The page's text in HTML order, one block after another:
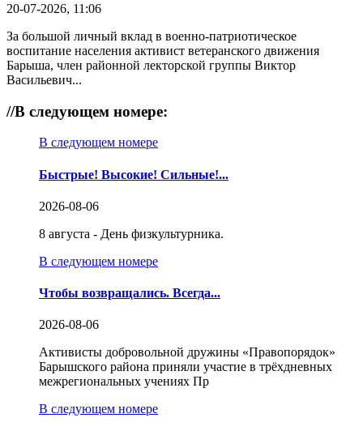
20-07-2026, 11:06
За большой личный вклад в военно-патриотическое
воспитание населения активист ветеранского движения
Барыша, член районной лекторской группы Виктор
Васильевич...
//В следующем номере:
В следующем номере
Быстрые! Высокие! Сильные!...
2026-08-06
8 августа - День физкультурника.
В следующем номере
Чтобы возвращались. Всегда...
2026-08-06
Активисты добровольной дружины «Правопорядок»
Барышского района приняли участие в трёхдневных
межрегиональных учениях Пр
В следующем номере